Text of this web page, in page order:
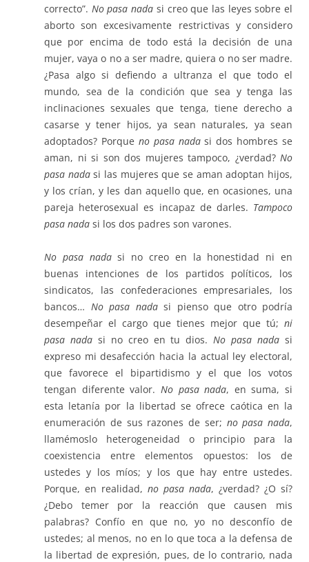
correcto”. No pasa nada si creo que las leyes sobre el
aborto son excesivamente restrictivas y considero
que por encima de todo está la decisión de una
mujer, vaya o no a ser madre, quiera o no ser madre.
¿Pasa algo si defiendo a ultranza el que todo el
mundo, sea de la condición que sea y tenga las
inclinaciones sexuales que tenga, tiene derecho a
casarse y tener hijos, ya sean naturales, ya sean
adoptados? Porque no pasa nadasi dos hombres se
aman, ni si son dos mujeres tampoco, ¿verdad? No
pasa nadasi las mujeres que se aman adoptan hijos,
y los crían, y les dan aquello que, en ocasiones, una
pareja heterosexual es incapaz de darles. Tampoco
pasa nada si los dos padres son varones.
No pasa nadasi no creo en la honestidad ni en
buenas intenciones de los partidos políticos, los
sindicatos, las confederaciones empresariales, los
bancos… No pasa nada si pienso que otro podría
desempeñar el cargo que tienes mejor que tú; ni
pasa nada si no creo en tu dios.No pasa nadasi
expreso mi desafección hacia la actual ley electoral,
que favorece el bipartidismo y el que los votos
tengan diferente valor. No pasa nada, en suma, si
esta letanía por la libertad se ofrece caótica en la
enumeración de sus razones de ser; no pasa nada,
llamémoslo heterogeneidad o principio para la
coexistencia entre elementos opuestos: los de
ustedes y los míos; y los que hay entre ustedes.
Porque, en realidad, no pasa nada, ¿verdad? ¿O sí?
¿Debo temer por la reacción que causen mis
palabras? Confío en que no, yo no desconfío de
ustedes; al menos, no en lo que toca a la defensa de
la libertad de expresión, pues, de lo contrario, nada